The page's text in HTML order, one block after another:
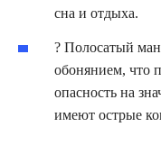
сна и отдыха.
? Полосатый
обонянием, что
опасность на
имеют острые